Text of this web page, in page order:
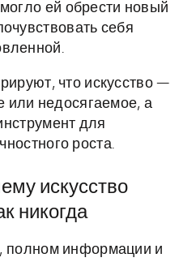
ей обрести новый
себя
что искусство —
или недосягаемое, а
для
роста.
искусство
никогда
полном информации и